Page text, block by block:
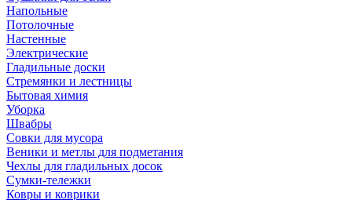
Напольные
Потолочные
Настенные
Электрические
Гладильные доски
Стремянки и лестницы
Бытовая химия
Уборка
Швабры
Совки для мусора
Веники и метлы для подметания
Чехлы для гладильных досок
Сумки-тележки
Ковры и коврики